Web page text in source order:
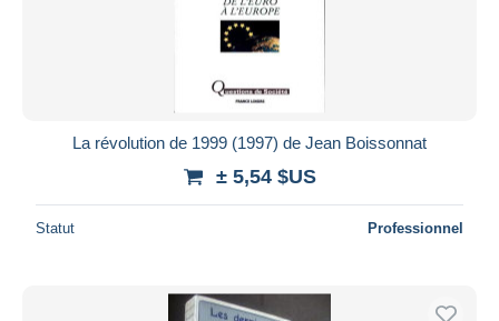
Virement bancaire
Mastercard
Bancontact
Tout désélectionner
La révolution de 1999 (1997) de Jean Boissonnat
± 5,54 $US
Statut Professionnel